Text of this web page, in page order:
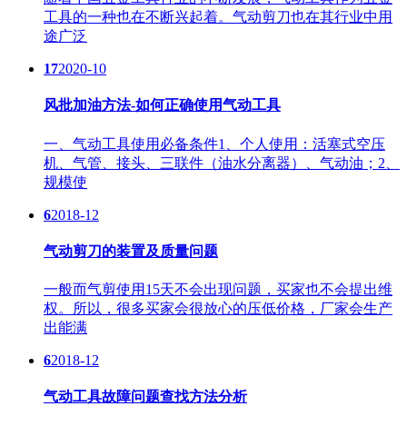
工具的一种也在不断兴起着。气动剪刀也在其行业中用
途广泛
172020-10
风批加油方法-如何正确使用气动工具
一、气动工具使用必备条件1、个人使用：活塞式空压
机、气管、接头、三联件（油水分离器）、气动油；2、
规模使
62018-12
气动剪刀的装置及质量问题
一般而气剪使用15天不会出现问题，买家也不会提出维
权。所以，很多买家会很放心的压低价格，厂家会生产
出能满
62018-12
气动工具故障问题查找方法分析